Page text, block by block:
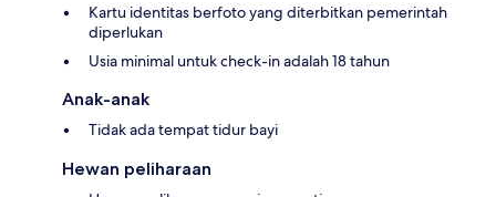
Kartu identitas berfoto yang diterbitkan pemerintah
diperlukan
Usia minimal untuk check-in adalah 18 tahun
Anak-anak
Tidak ada tempat tidur bayi
Hewan peliharaan